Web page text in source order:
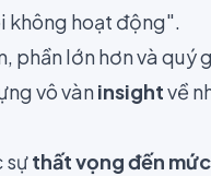
không hoạt động".
phần lớn hơn và quý
vô vàninsightvề
sựthất vọng đến